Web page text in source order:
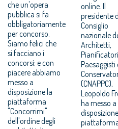
che un'opera
pubblica si fa
obbligatoriamente
per concorso.
Siamo felici che
si facciano i
concorsi; e con
piacere abbiamo
messo a
disposizione la
piattaforma
"Concorrimi"
dell'ordine degli
online. Il
presidente
Consiglio
nazionale
Architetti,
Paesaggisti
(CNAPPC),
Leopoldo
ha messo a